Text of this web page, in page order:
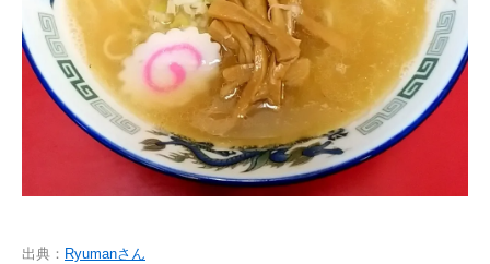
出典： Ryumanさん